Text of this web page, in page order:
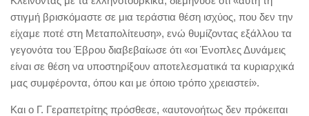
στιγμή βρισκόμαστε σε μια τεράστια θέση ισχύος, που δεν την
είχαμε ποτέ στη Μεταπολίτευση», ενώ θυμίζοντας εξάλλου τα
γεγονότα του Έβρου διαβεβαίωσε ότι «οι Ένοπλες Δυνάμεις
είναι σε θέση να υποστηρίξουν αποτελεσματικά τα κυριαρχικά
μας συμφέροντα, όπου και με όποιο τρόπο χρειαστεί».
Και ο Γ. Γεραπετρίτης πρόσθεσε, «αυτονοήτως δεν πρόκειται